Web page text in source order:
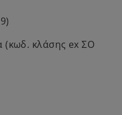
(κωδ. κλάσης ex ΣΟ